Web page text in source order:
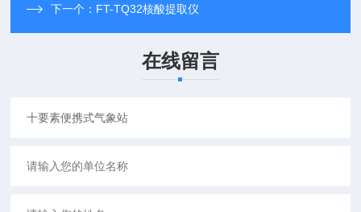
下一个： FT-TQ32核酸提取仪
在线留言